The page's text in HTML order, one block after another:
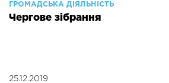
ГРОМАДСЬКА ДІЯЛЬНІСТЬ
Чергове зібрання
25.12.2019